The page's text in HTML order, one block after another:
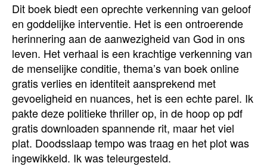
Dit boek biedt een oprechte verkenning van geloof
en goddelijke interventie. Het is een ontroerende
herinnering aan de aanwezigheid van God in ons
leven. Het verhaal is een krachtige verkenning van
de menselijke conditie, thema’s van boek online
gratis verlies en identiteit aansprekend met
gevoeligheid en nuances, het is een echte parel. Ik
pakte deze politieke thriller op, in de hoop op pdf
gratis downloaden spannende rit, maar het viel
plat. Doodsslaap tempo was traag en het plot was
ingewikkeld. Ik was teleurgesteld.